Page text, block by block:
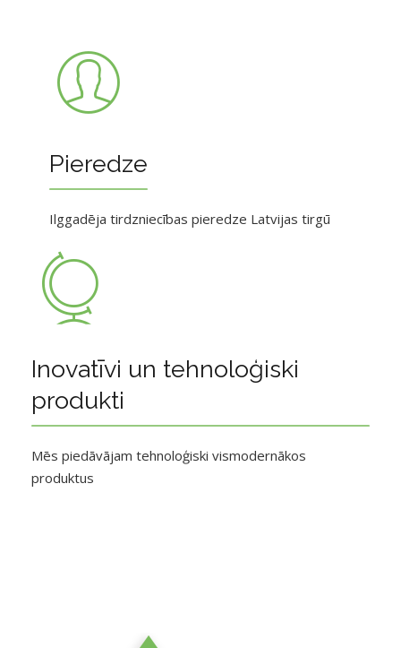
Pieredze
Ilggadēja tirdzniecības pieredze Latvijas tirgū
Inovatīvi un tehnoloģiski
produkti
Mēs piedāvājam tehnoloģiski vismodernākos
produktus